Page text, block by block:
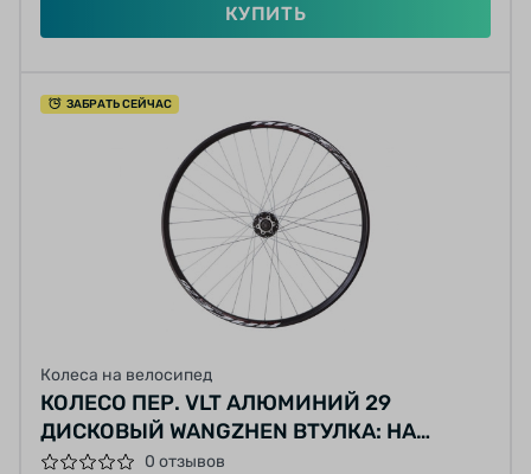
КУПИТЬ
ЗАБРАТЬ СЕЙЧАС
Колеса на велосипед
КОЛЕСО ПЕР. VLT АЛЮМИНИЙ 29
ДИСКОВЫЙ WANGZHEN ВТУЛКА: НА
ПРОМ.ПОДШИПН. 208FBQ 36 14G ЧЕРНЫЙ
0 отзывов